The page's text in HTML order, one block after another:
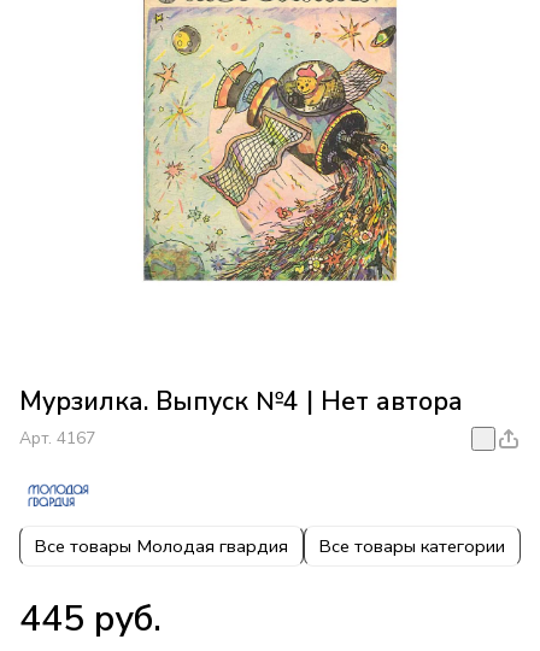
Мурзилка. Выпуск №4 | Нет автора
Арт. 4167
Все товары Молодая гвардия Все товары категории
445 руб.